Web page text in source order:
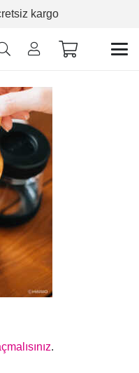
kargo
.